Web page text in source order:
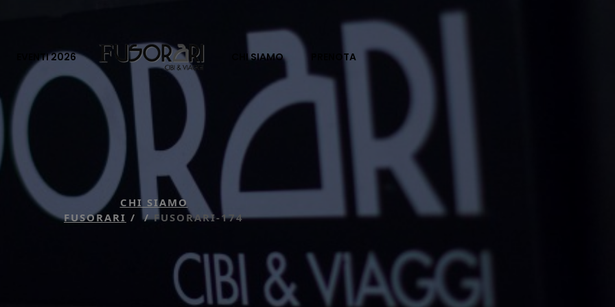
EVENTI 2026 CHI SIAMO PRENOTA
CHI SIAMO
FUSORARI / /FUSORARI-174